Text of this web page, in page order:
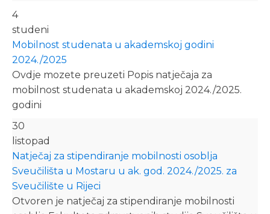
4
studeni
Mobilnost studenata u akademskoj godini
2024./2025
Ovdje mozete preuzeti Popis natječaja za
mobilnost studenata u akademskoj 2024./2025.
godini
30
listopad
Natječaj za stipendiranje mobilnosti osoblja
Sveučilišta u Mostaru u ak. god. 2024./2025. za
Sveučilište u Rijeci
Otvoren je natječaj za stipendiranje mobilnosti